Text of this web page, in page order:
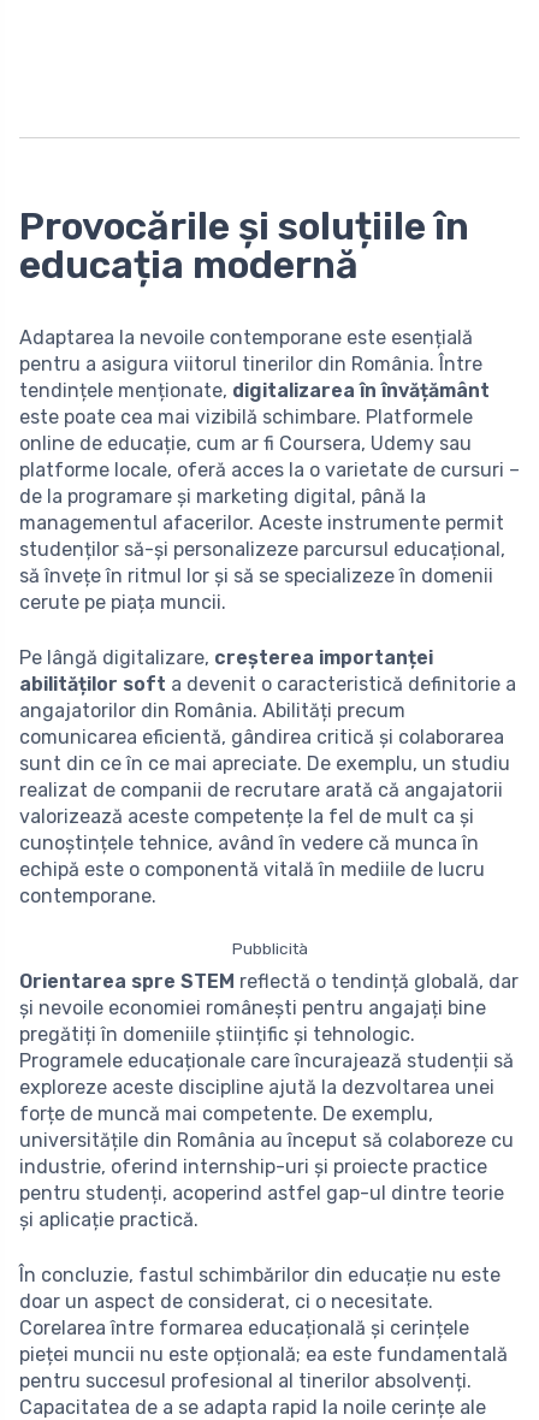
Provocările și soluțiile în
educația modernă
Adaptarea la nevoile contemporane este esențială
pentru a asigura viitorul tinerilor din România. Între
tendințele menționate, digitalizarea în învățământ
este poate cea mai vizibilă schimbare. Platformele
online de educație, cum ar fi Coursera, Udemy sau
platforme locale, oferă acces la o varietate de cursuri –
de la programare și marketing digital, până la
managementul afacerilor. Aceste instrumente permit
studenților să-și personalizeze parcursul educațional,
să învețe în ritmul lor și să se specializeze în domenii
cerute pe piața muncii.
Pe lângă digitalizare, creșterea importanței
abilităților soft a devenit o caracteristică definitorie a
angajatorilor din România. Abilități precum
comunicarea eficientă, gândirea critică și colaborarea
sunt din ce în ce mai apreciate. De exemplu, un studiu
realizat de companii de recrutare arată că angajatorii
valorizează aceste competențe la fel de mult ca și
cunoștințele tehnice, având în vedere că munca în
echipă este o componentă vitală în mediile de lucru
contemporane.
Pubblicità
Orientarea spre STEM reflectă o tendință globală, dar
și nevoile economiei românești pentru angajați bine
pregătiți în domeniile științific și tehnologic.
Programele educaționale care încurajează studenții să
exploreze aceste discipline ajută la dezvoltarea unei
forțe de muncă mai competente. De exemplu,
universitățile din România au început să colaboreze cu
industrie, oferind internship-uri și proiecte practice
pentru studenți, acoperind astfel gap-ul dintre teorie
și aplicație practică.
În concluzie, fastul schimbărilor din educație nu este
doar un aspect de considerat, ci o necesitate.
Corelarea între formarea educațională și cerințele
pieței muncii nu este opțională; ea este fundamentală
pentru succesul profesional al tinerilor absolvenți.
Capacitatea de a se adapta rapid la noile cerințe ale